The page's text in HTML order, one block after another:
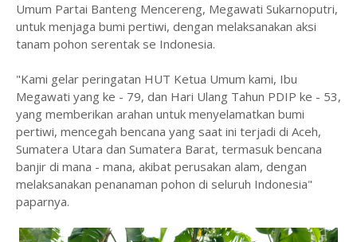
Umum Partai Banteng Mencereng, Megawati Sukarnoputri,
untuk menjaga bumi pertiwi, dengan melaksanakan aksi
tanam pohon serentak se Indonesia.
"Kami gelar peringatan HUT Ketua Umum kami, Ibu
Megawati yang ke - 79, dan Hari Ulang Tahun PDIP ke - 53,
yang memberikan arahan untuk menyelamatkan bumi
pertiwi, mencegah bencana yang saat ini terjadi di Aceh,
Sumatera Utara dan Sumatera Barat, termasuk bencana
banjir di mana - mana, akibat perusakan alam, dengan
melaksanakan penanaman pohon di seluruh Indonesia"
paparnya.